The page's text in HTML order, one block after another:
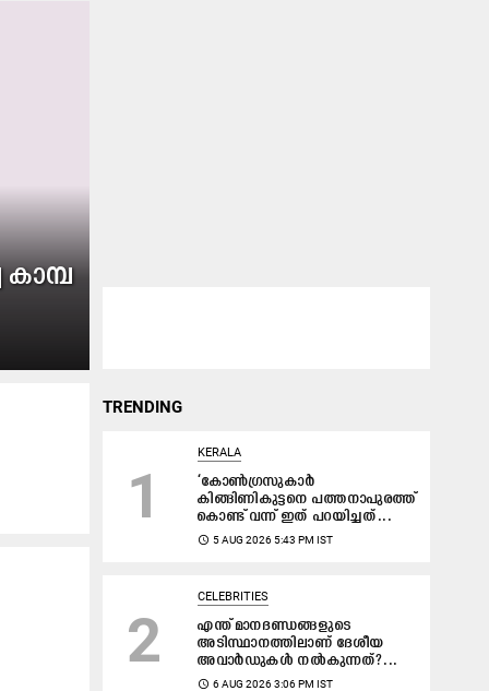
TRENDING
1
KERALA
‘കോൺഗ്രസുകാർ
കിങ്ങിണികുട്ടനെ പത്തനാപുരത്ത്
കൊണ്ട് വന്ന് ഇത്‌ പറയിച്ചത്...
access_time 5 AUG 2026 5:43 PM IST
2
CELEBRITIES
എന്ത് മാനദണ്ഡങ്ങളുടെ
അടിസ്ഥാനത്തിലാണ് ദേശീയ
അവാർഡുകൾ നൽകുന്നത്?...
access_time 6 AUG 2026 3:06 PM IST